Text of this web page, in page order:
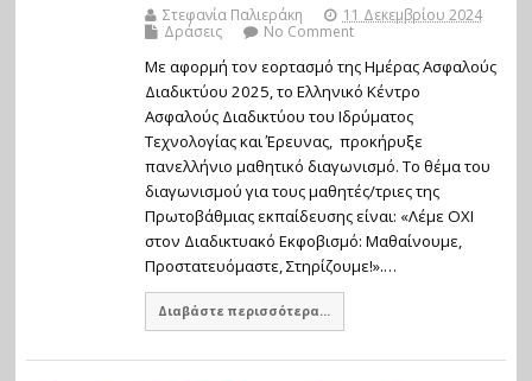
Στεφανία Παλιεράκη
11 Δεκεμβρίου 2024
Δράσεις
No Comment
Με αφορμή τον εορτασμό της Ημέρας Ασφαλούς
Διαδικτύου 2025, το Ελληνικό Κέντρο
Ασφαλούς Διαδικτύου του Ιδρύματος
Τεχνολογίας και Έρευνας, προκήρυξε
πανελλήνιο μαθητικό διαγωνισμό. Το θέμα του
διαγωνισμού για τους μαθητές/τριες της
Πρωτοβάθμιας εκπαίδευσης είναι: «Λέμε ΟΧΙ
στον Διαδικτυακό Εκφοβισμό: Μαθαίνουμε,
Προστατευόμαστε, Στηρίζουμε!».…
Διαβάστε περισσότερα...